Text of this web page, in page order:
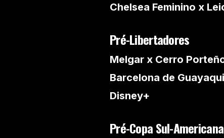
Chelsea Feminino x
Pré-Libertadores
Melgar x Cerro
Barcelona de
Disney+
Pré-Copa Sul-Americana